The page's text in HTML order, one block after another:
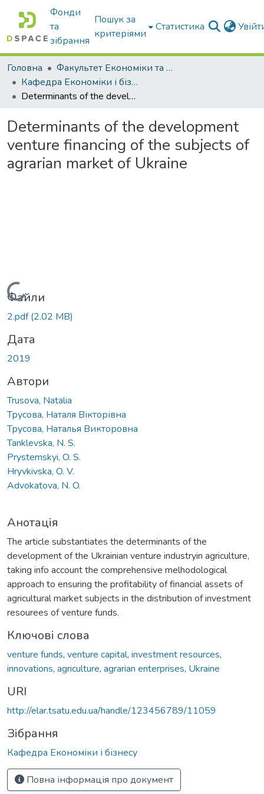
Фонди
та
зібрання
Пошук за
критеріями
Статистика
Головна
Факультет Економіки та бізнесу
Кафедра Економіки і бізнесу
Determinants of the development venture financing of the subjects of agrarian market of Ukraine
Determinants of the development
venture financing of the subjects of
agrarian market of Ukraine
Вантажиться...
Файли
2.pdf(2.02 MB)
Дата
2019
Автори
Trusova, Natalia
Трусова, Наталя Вікторівна
Трусова, Наталья Викторовна
Tanklevska, N. S.
Prystеmskyi, O. S.
Hryvkivska, O. V.
Advokatova, N. O.
Анотація
The article substantiates the determinants of the
development of the Ukrainian venture industryin agriculture,
taking info account the comprehensive melhodological
approach to ensuring the profitability of financial assets of
agricultural market subjects in the distribution of investment
resourees of venture funds.
Ключові слова
venture funds, venture capital, investment resources,
innovations, agriculture, agrarian enterprises, Ukraine
URI
http://elar.tsatu.edu.ua/handle/123456789/11059
Зібрання
Кафедра Економіки і бізнесу
Повна інформація про документ